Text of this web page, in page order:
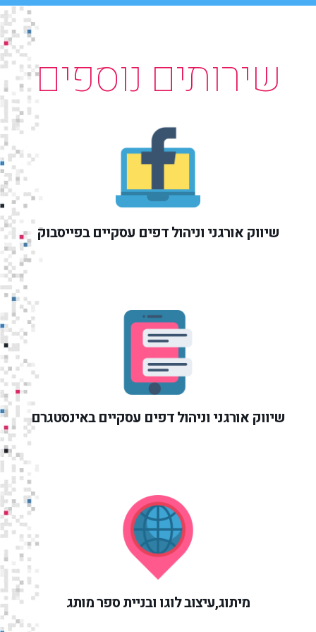
שירותים נוספים
שיווק אורגני וניהול דפים עסקיים בפייסבוק
שיווק אורגני וניהול דפים עסקיים באינסטגרם
מיתוג,עיצוב לוגו ובניית ספר מותג